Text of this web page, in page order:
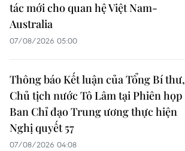
tác mới cho quan hệ Việt Nam-
Australia
07/08/2026 05:00
Thông báo Kết luận của Tổng Bí thư,
Chủ tịch nước Tô Lâm tại Phiên họp
Ban Chỉ đạo Trung ương thực hiện
Nghị quyết 57
07/08/2026 04:08